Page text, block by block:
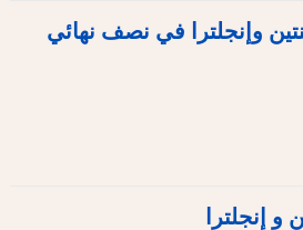
وإنجلترا في نصف نهائي
إنجلترا